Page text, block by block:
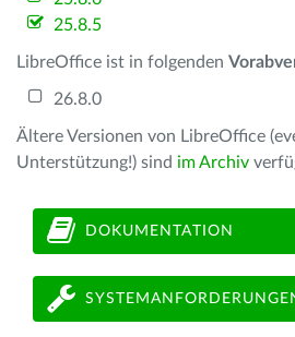
25.8.5
LibreOffice ist in folgenden
26.8.0
Ältere Versionen von LibreOffice
Unterstützung!) sind im Archiv
DOKUMENTATION